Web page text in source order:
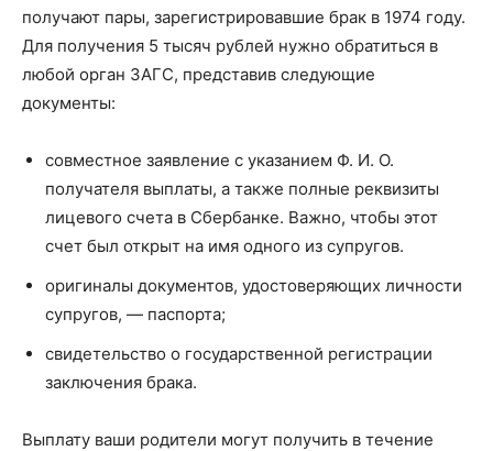
получают пары, зарегистрировавшие брак в 1974 году.
Для получения 5 тысяч рублей нужно обратиться в
любой орган ЗАГС, представив следующие
документы:
совместное заявление с указанием Ф. И. О.
получателя выплаты, а также полные реквизиты
лицевого счета в Сбербанке. Важно, чтобы этот
счет был открыт на имя одного из супругов.
оригиналы документов, удостоверяющих личности
супругов, — паспорта;
свидетельство о государственной регистрации
заключения брака.
Выплату ваши родители могут получить в течение